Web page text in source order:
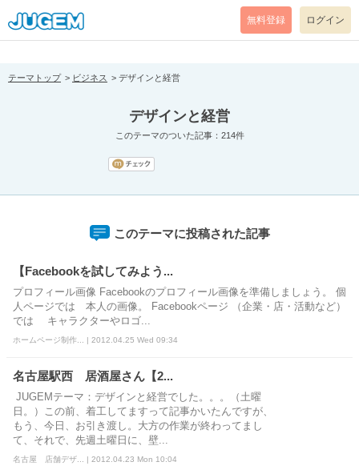
[pear_error: message="Success" code=0 mode=return level=notice
prefix="" info=""]
無料登録 ログイン
テーマトップ ビジネス デザインと経営
デザインと経営
このテーマのついた記事：214件
このテーマに投稿された記事
【Facebookを試してみよう...
プロフィール画像 Facebookのプロフィール画像を準備しましょう。 個
人ページでは 本人の画像。 Facebookページ （企業・店・活動など）
では キャラクターやロゴ...
ホームページ制作... | 2012.04.25 Wed 09:34
名古屋駅西 居酒屋さん【2...
JUGEMテーマ：デザインと経営でした。。。（土曜
日。）この前、着工してますって記事かいたんですが、
もう、今日、お引き渡し。大方の作業が終わってまし
て、それで、先週土曜日に、壁...
名古屋 店舗デザ... | 2012.04.23 Mon 10:04